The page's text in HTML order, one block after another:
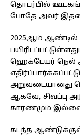
தொடர்பில்
போதே அவர்
2025ஆம் ஆண்டில்
ஹெக்டேயர் நெல்
அறுவடையானது
ஆகவே, சிவப்பு
காரணமும் இல்லை
கடந்த